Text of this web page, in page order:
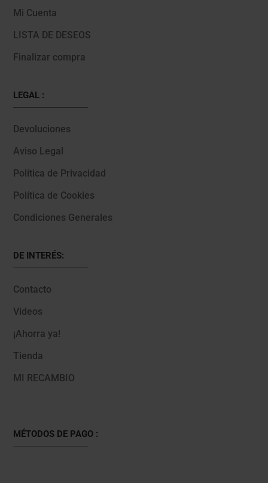
Mi Cuenta
LISTA DE DESEOS
Finalizar compra
LEGAL :
Devoluciones
Aviso Legal
Política de Privacidad
Política de Cookies
Condiciones Generales
DE INTERÉS:
Contacto
Videos
¡Ahorra ya!
Tienda
MI RECAMBIO
MÉTODOS DE PAGO :